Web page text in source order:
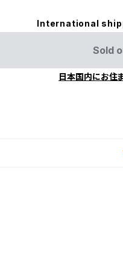
International
Sold
日本国内にお住